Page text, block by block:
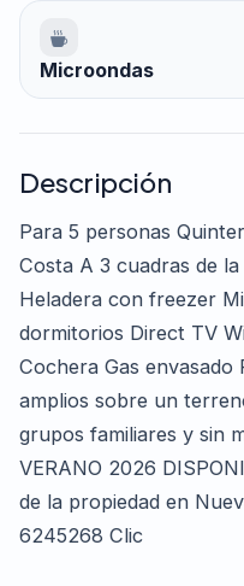
Microondas
Descripción
Para 5 personas
Costa A 3 cuadras de
Heladera con freezer
dormitorios Direct TV
Cochera Gas envasado
amplios sobre un
grupos familiares y sin
VERANO 2026
de la propiedad en
6245268 Clic